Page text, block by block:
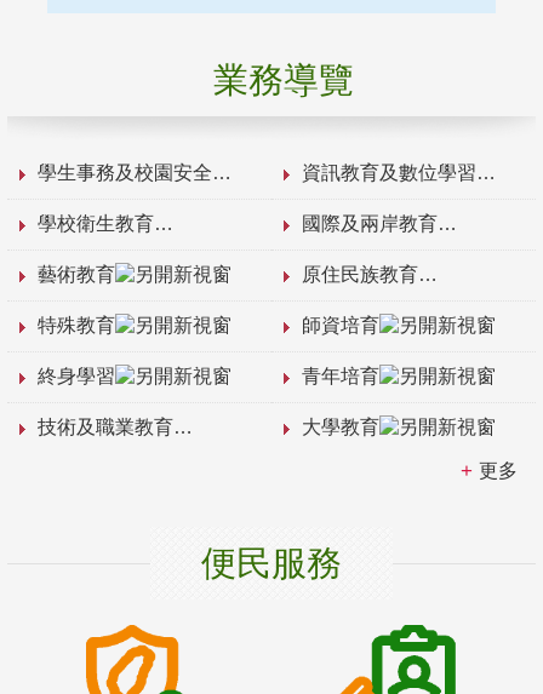
業務導覽
學生事務及校園安全 資訊教育及數位學習
學校衛生教育 國際及兩岸教育
藝術教育 原住民族教育
特殊教育 師資培育
終身學習 青年培育
技術及職業教育 大學教育
更多
便民服務